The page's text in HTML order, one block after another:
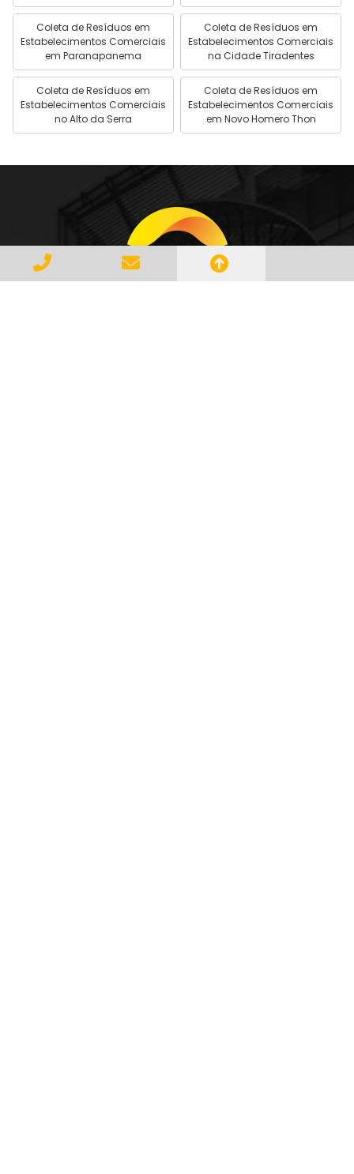
Coleta de Resíduos em
Estabelecimentos Comerciais
em Paranapanema
Coleta de Resíduos em
Estabelecimentos Comerciais
na Cidade Tiradentes
Coleta de Resíduos em
Estabelecimentos Comerciais
no Alto da Serra
Coleta de Resíduos em
Estabelecimentos Comerciais
em Novo Homero Thon